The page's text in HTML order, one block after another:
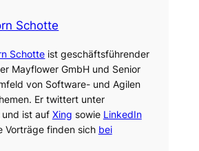
Schotte
Schotte ist geschäftsführender
Mayflower GmbH und Senior
von Software- und Agilen
Er twittert unter
ist auf Xing sowie LinkedIn
Vorträge finden sich bei